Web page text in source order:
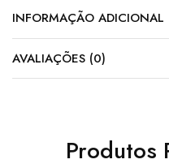
INFORMAÇÃO ADICIONAL
AVALIAÇÕES (0)
Produtos